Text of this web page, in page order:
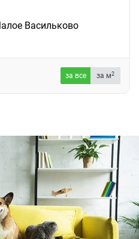
Васильково
за все за м2